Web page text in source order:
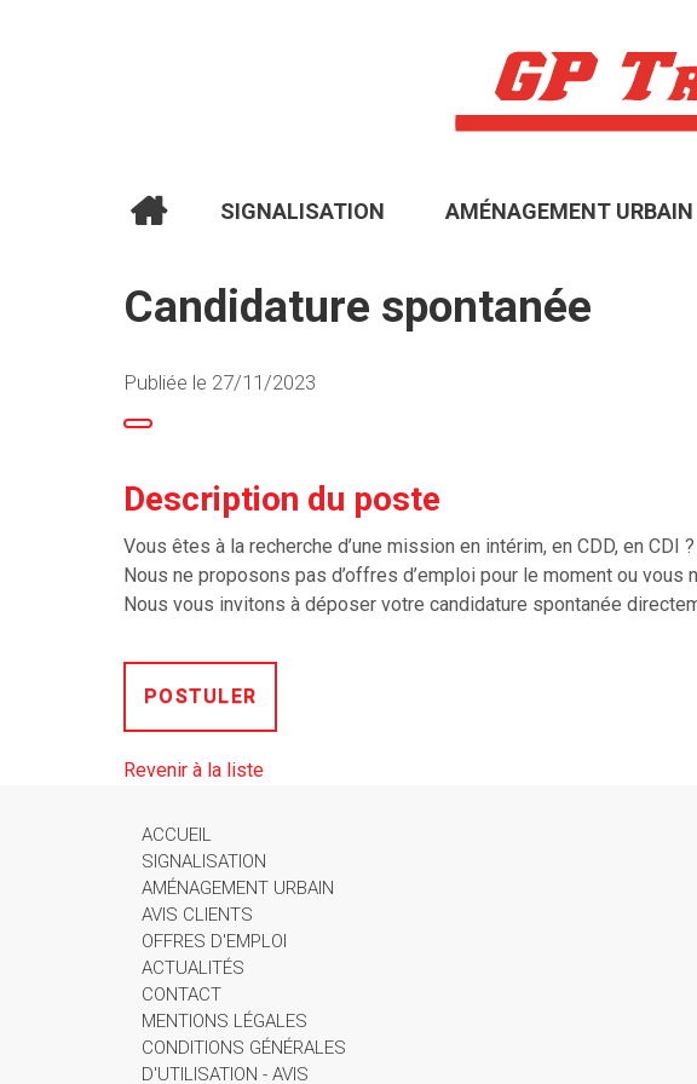
SIGNALISATION AMÉNAGEMENT URBAIN
Candidature spontanée
Publiée le 27/11/2023
Description du poste
Vous êtes à la recherche d’une mission en intérim, en CDD, en
Nous ne proposons pas d’offres d’emploi pour le moment ou
Nous vous invitons à déposer votre candidature spontanée
POSTULER
Revenir à la liste
ACCUEIL
SIGNALISATION
AMÉNAGEMENT URBAIN
AVIS CLIENTS
OFFRES D'EMPLOI
ACTUALITÉS
CONTACT
MENTIONS LÉGALES
CONDITIONS GÉNÉRALES
D'UTILISATION - AVIS